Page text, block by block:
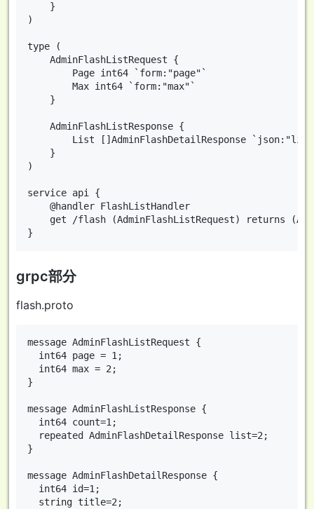
    }
)
type (
    AdminFlashListRequest {
        Page int64 `form:"page"`
        Max int64 `form:"max"`
    }
    AdminFlashListResponse {
List []AdminFlashDetailResponse
    }
)
service api {
    @handler FlashListHandler
get /flash (AdminFlashListRequest) returns
grpc部分
flash.proto
message AdminFlashListRequest {
  int64 page = 1;
  int64 max = 2;
}
message AdminFlashListResponse {
  int64 count=1;
  repeated AdminFlashDetailResponse list=2;
}
message AdminFlashDetailResponse {
  int64 id=1;
  string title=2;